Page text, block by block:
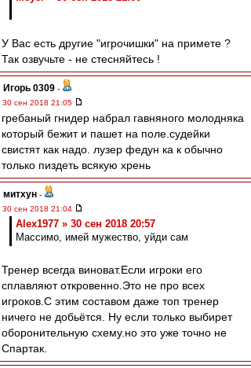
У Вас есть другие "игрочишки" на примете ?
Так озвучьте - не стесняйтесь !
Игорь 0309 -
30 сен 2018 21:05
гребаный гнидер набрал гавняного молодняка
который бежит и пашет на поле.судейки
свистят как надо. лузер федун ка к обычно
только пиздеть всякую хрень
митхун -
30 сен 2018 21:04
Alex1977 » 30 сен 2018 20:57
Массимо, имей мужество, уйди сам
Тренер всегда виноват.Если игроки его
сплавляют откровенно.Это не про всех
игроков.С этим составом даже топ тренер
ничего не добьётся. Ну если только выбирет
оборонительную схему.но это уже точно не
Спартак.